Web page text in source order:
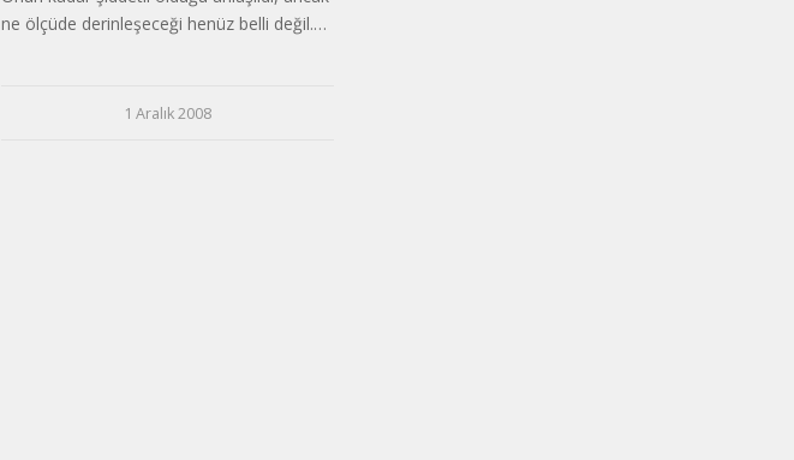
ne ölçüde derinleşeceği henüz belli değil.…
1 Aralık 2008